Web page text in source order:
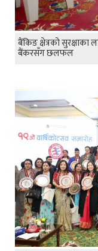
बैंकिङ क्षेत्रको सुरक्षाका
बैंकरसँग छलफल